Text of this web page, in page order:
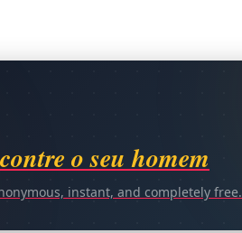
o seu homem
instant, and completely free.